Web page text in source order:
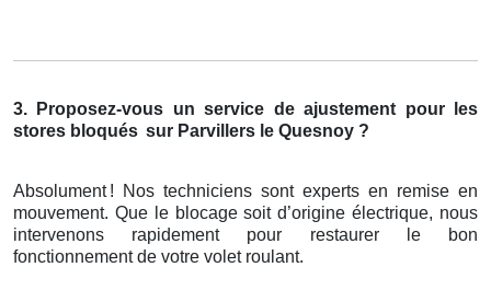
3. Proposez-vous un service de ajustement pour les
stores bloqués sur Parvillers le Quesnoy ?
Absolument ! Nos techniciens sont experts en remise en
mouvement. Que le blocage soit d’origineé lectrique, nous
intervenons rapidement pour restaurer le bon
fonctionnement de votre volet roulant.